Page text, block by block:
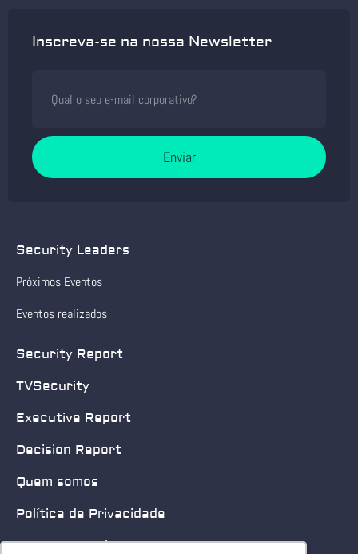
Inscreva-se na nossa Newsletter
Enviar
Security Leaders
Próximos Eventos
Eventos realizados
Security Report
TVSecurity
Executive Report
Decision Report
Quem somos
Política de Privacidade
Quero patrocinar